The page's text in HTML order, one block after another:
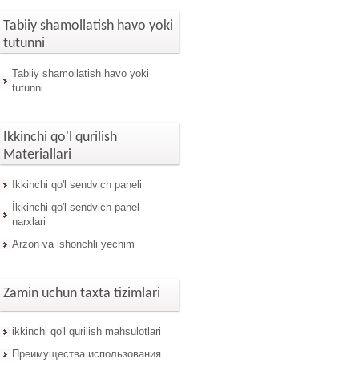
Tabiiy shamollatish havo yoki
tutunni
Tabiiy shamollatish havo yoki
tutunni
Ikkinchi qo'l qurilish
Materiallari
Ikkinchi qo'l sendvich paneli
İkkinchi qo'l sendvich panel
narxlari
Arzon va ishonchli yechim
Zamin uchun taxta tizimlari
ikkinchi qo'l qurilish mahsulotlari
Преимущества использования